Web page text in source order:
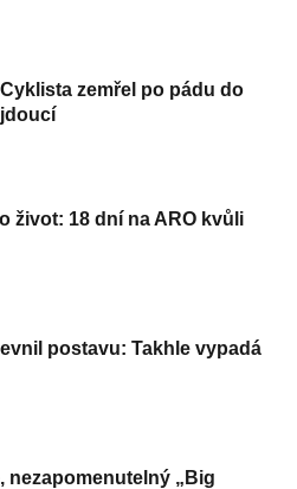
zemřel po pádu do
život: 18 dní na ARO kvůli
postavu: Takhle vypadá
nezapomenutelný „Big